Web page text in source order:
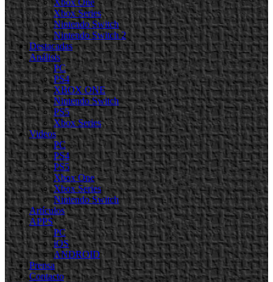
Xbox One
Xbox Series
Nintendo Switch
Nintendo Switch 2
Destacadas
Análisis
PC
PS4
XBOX ONE
Nintendo Switch
PS5
Xbox Series
Videos
PC
PS4
PS5
Xbox One
Xbox Series
Nintendo Switch
Artículos
APPS
PC
iOS
ANDROID
Prensa
Contacto